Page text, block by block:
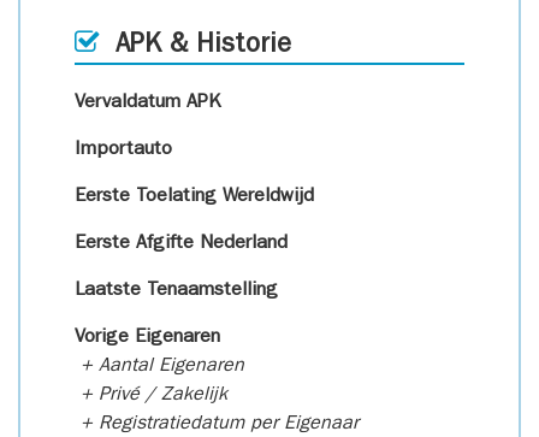
APK & Historie
Vervaldatum APK
Importauto
Eerste Toelating Wereldwijd
Eerste Afgifte Nederland
Laatste Tenaamstelling
Vorige Eigenaren
+ Aantal Eigenaren
+ Privé / Zakelijk
+ Registratiedatum per Eigenaar